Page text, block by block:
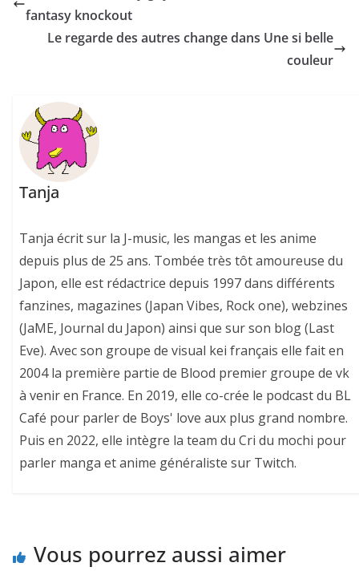
fantasy knockout
Le regarde des autres change dans Une si belle
couleur
Tanja
Tanja écrit sur la J-music, les mangas et les anime
depuis plus de 25 ans. Tombée très tôt amoureuse du
Japon, elle est rédactrice depuis 1997 dans différents
fanzines, magazines (Japan Vibes, Rock one), webzines
(JaME, Journal du Japon) ainsi que sur son blog (Last
Eve). Avec son groupe de visual kei français elle fait en
2004 la première partie de Blood premier groupe de vk
à venir en France. En 2019, elle co-crée le podcast du BL
Café pour parler de Boys' love aux plus grand nombre.
Puis en 2022, elle intègre la team du Cri du mochi pour
parler manga et anime généraliste sur Twitch.
Vous pourrez aussi aimer